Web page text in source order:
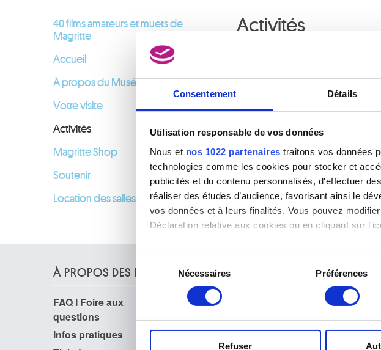
Consentement Détails
Utilisation responsable de vos données
Nous et nos 1022 partenaires traitons vos données
technologies comme les cookies pour stocker et
publicités et du contenu personnalisés, d'effectuer
réaliser des études d’audience, favorisant ainsi le
vos données et à leurs finalités. Vous pouvez
Déclaration relative aux cookies ou en cliquant sur
Si vous le permettez, nous aimerions également :
Collecter des informations sur votre
digitales).
du
consentement
Nécessaires Préférences
Refuser
40 films amateurs et muets de
Magritte
Accueil
À propos du Musée
Votre visite
Activités
Magritte Shop
Soutenir
Location des salles
Activités
À PROPOS DES MUSÉES
FAQ I Foire aux
questions
Infos pratiques
Recherche
La bibliothèque
Publications
Service photographique
LOCALISATION
Musée Magritte
Place Royale, 2
Rue de la